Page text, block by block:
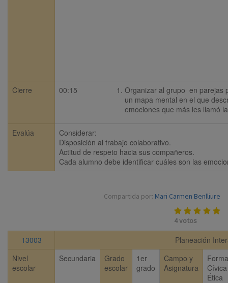
Cierre 00:15
Organizar al grupo  en parejas
un mapa mental en el que
emociones que más les llamó
Evalúa
Considerar:
Disposición al trabajo colaborativo.
Actitud de respeto hacia sus compañeros.
Cada alumno debe identificar cuáles son las
Compartida por: Mari Carmen Benlliure
4votos
13003
Planeación
Nivel
escolar
Secundaria
Grado
escolar
1er
grado
Campo y
Asignatura
Ética